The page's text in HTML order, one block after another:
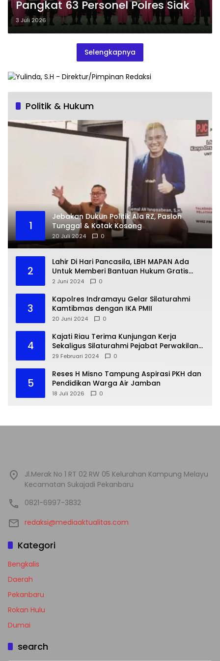
Pangkat 63 Personel Polres Siak
3 Juli 2026
Selengkapnya
Politik & Hukum
1
Jebakan Dukun Politik Ala RZ, Paslon
Tunggal & Kotak Kosong
20 Juli 2024 0
2
Lahir Di Hari Pancasila, LBH MAPAN Ada
Untuk Memberi Bantuan Hukum Gratis
Bagi Masyarakat Kurang Mampu
2 Juni 2024 0
3
Kapolres Indramayu Gelar Silaturahmi
Kamtibmas dengan IKA PMII
20 Juni 2024 0
4
Kajati Riau Terima Kunjungan Kerja
Sekaligus Silaturahmi Pejabat Perwakilan
Bank Indonesia Provinsi Riau
29 Februari 2024 0
5
Reses H Misno Tampung Aspirasi PKH dan
Pendidikan Warga Air Jamban
18 Juli 2026 0
Jl.Merak No 1 RT 02 RW 05 Kelurahan Kampung Melayu
Kecamatan Sukajadi Pekanbaru
0821-6997-3832
redaksi@mediaaktualitas.com
Kategori
Bengkalis
Daerah
Pekanbaru
Rokan Hulu
Dumai
search